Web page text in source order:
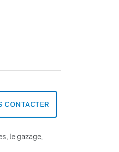
CONTACTER
le gazage,